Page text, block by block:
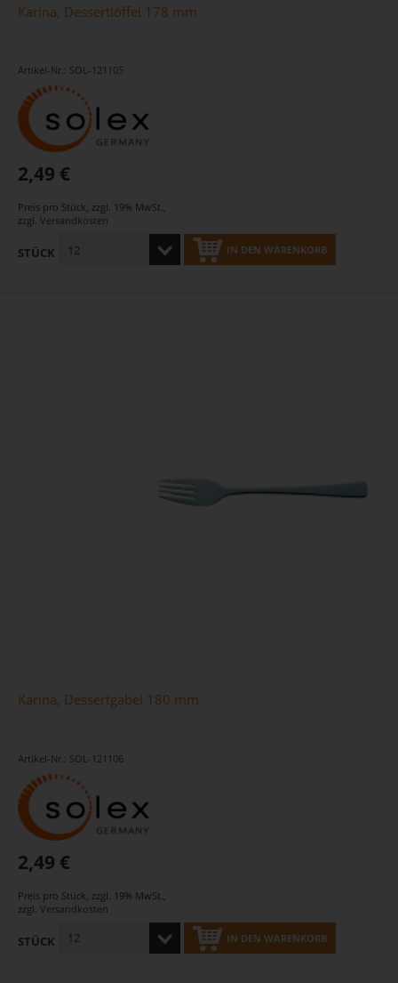
Karina, Dessertlöffel 178 mm
Artikel-Nr.: SOL-121105
2,49 €
Preis pro Stück, zzgl. 19% MwSt.,
zzgl. Versandkosten
STÜCK IN DEN WARENKORB
Karina, Dessertgabel 180 mm
Artikel-Nr.: SOL-121106
2,49 €
Preis pro Stück zzgl. 19% MwSt.
zzgl. Versandkosten
STÜCK IN DEN WARENKORB